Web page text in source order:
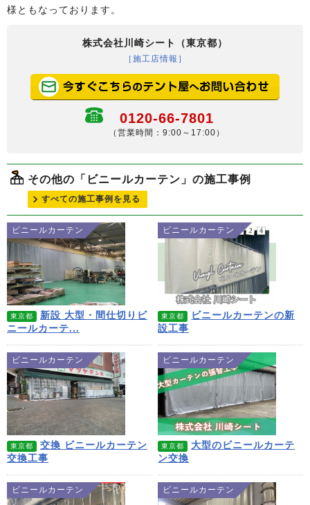
様ともなっております。
株式会社川崎シート（東京都）
［施工店情報］
0120-66-7801
（営業時間：9:00～17:00）
その他の「ビニールカーテン」の施工事例
すべての施工事例を見る
ビニールカーテン
東京都
新設 大型・間仕切りビ
ニールカーテ...
ビニールカーテン
東京都
ビニールカーテンの新
設工事
ビニールカーテン
東京都
交換 ビニールカーテン
交換工事
ビニールカーテン
東京都
大型のビニールカーテ
ン交換
ビニールカーテン ビニールカーテン